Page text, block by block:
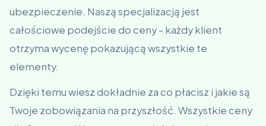
ubezpieczenie. Naszą specjalizacją jest
całościowe podejście do ceny - każdy klient
otrzyma wycenę pokazującą wszystkie te
elementy.
Dzięki temu wiesz dokładnie za co płacisz i jakie są
Twoje zobowiązania na przyszłość. Wszystkie ceny